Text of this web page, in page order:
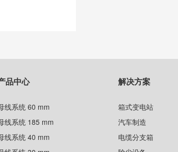
品中心
线系统 60 mm
线系统 185 mm
线系统 40 mm
解决方案
箱式变电站
汽车制造
电缆分支箱